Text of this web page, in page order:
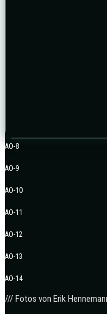
AO-8
AO-9
AO-10
AO-11
AO-12
AO-13
AO-14
/// Fotos von Erik